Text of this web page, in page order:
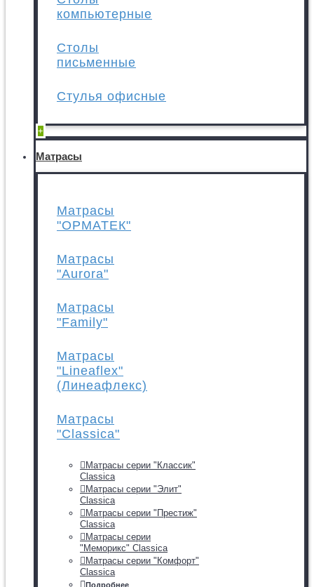
компьютерные
Столы
письменные
Стулья офисные
+
Матрасы
Матрасы
"ОРМАТЕК"
Матрасы
"Aurora"
Матрасы
"Family"
Матрасы
"Lineaflex"
(Линеафлекс)
Матрасы
"Classica"
Матрасы серии "Классик"
Classica
Матрасы серии "Элит"
Classica
Матрасы серии "Престиж"
Classica
Матрасы серии
"Меморикс" Classica
Матрасы серии "Комфорт"
Classica
Подробнее